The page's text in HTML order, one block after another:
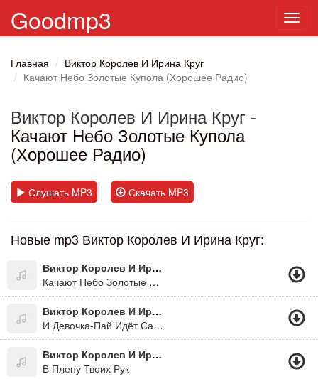
Goodmp3
Главная
Виктор Королев И Ирина Круг
Качают Небо Золотые Купола (Хорошее Радио)
Виктор Королев И Ирина Круг -
Качают Небо Золотые Купола
(Хорошее Радио)
Слушать MP3 Скачать MP3
Новые mp3 Виктор Королев И Ирина Круг:
Виктор Королев И Ирина Круг
Качают Небо Золотые Купала
Виктор Королев И Ирина Круг
И Девочка-Пай Идёт Сама В Гости К Жигану На Встречу Судьбе...
Виктор Королев И Ирина Круг
В Плену Твоих Рук